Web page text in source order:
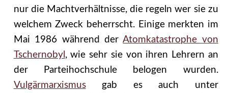
nur die Machtverhältnisse, die regeln wer sie zu
welchem Zweck beherrscht. Einige merkten im
Mai 1986 während derAtomkatastrophe von
Tschernobyl , wie sehr sie von ihren Lehrern an
der Parteihochschule belogen wurden.
Vulgärmarxismusgab es auch unter